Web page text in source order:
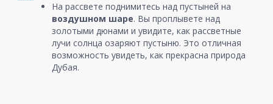
На рассвете поднимитесь над пустыней на
воздушном шаре. Вы проплывете над
золотыми дюнами и увидите, как рассветные
лучи солнца озаряют пустыню. Это отличная
возможность увидеть, как прекрасна природа
Дубая.